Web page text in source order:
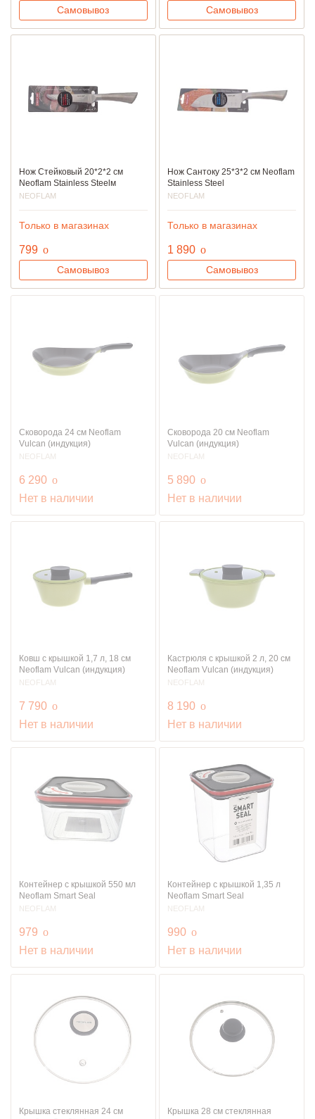
Самовывоз Самовывоз
Нож Стейковый 20*2*2 см
Neoflam Stainless Steelм
NEOFLAM
Только в магазинах
799 руб.
o
Самовывоз
Нож Сантоку 25*3*2 см Neoflam
Stainless Steel
NEOFLAM
Только в магазинах
1 890 руб.
o
Самовывоз
Сковорода 24 см Neoflam
Vulcan (индукция)
NEOFLAM
6 290 руб.
o
Нет в наличии
Сковорода 20 см Neoflam
Vulcan (индукция)
NEOFLAM
5 890 руб.
o
Нет в наличии
Ковш с крышкой 1,7 л, 18 см
Neoflam Vulcan (индукция)
NEOFLAM
7 790 руб.
o
Нет в наличии
Кастрюля с крышкой 2 л, 20 см
Neoflam Vulcan (индукция)
NEOFLAM
8 190 руб.
o
Нет в наличии
Контейнер с крышкой 550 мл
Neoflam Smart Seal
NEOFLAM
979 руб.
o
Нет в наличии
Контейнер с крышкой 1,35 л
Neoflam Smart Seal
NEOFLAM
990 руб.
o
Нет в наличии
Крышка стеклянная 24 см
Крышка 28 см стеклянная